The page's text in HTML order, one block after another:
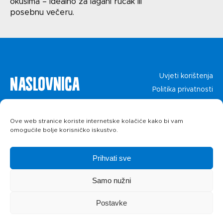
Ove web stranice koriste internetske kolačiće kako bi vam
omogućile bolje korisničko iskustvo.
Prihvati sve
Samo nužni
Postavke
Politika privatnosti
posebnu večeru.
Naslovnica
Recepti
Priča o ABC
Uvjeti korištenja
Politika privatnosti